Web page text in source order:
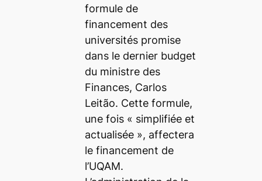
formule de
financement des
universités promise
dans le dernier budget
du ministre des
Finances, Carlos
Leitão. Cette formule,
une fois « simplifiée et
actualisée», affectera
le financement de
l’UQAM.